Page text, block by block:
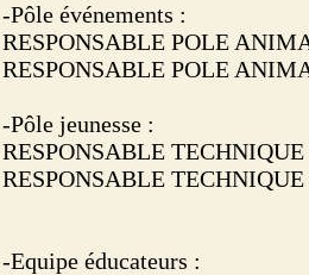
-Pôle événements :
RESPONSABLE POLE
RESPONSABLE POLE
-Pôle jeunesse :
RESPONSABLE
RESPONSABLE
-Equipe éducateurs :